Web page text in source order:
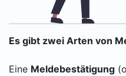
Es gibt zwei Arten von
Eine Meldebestätigung